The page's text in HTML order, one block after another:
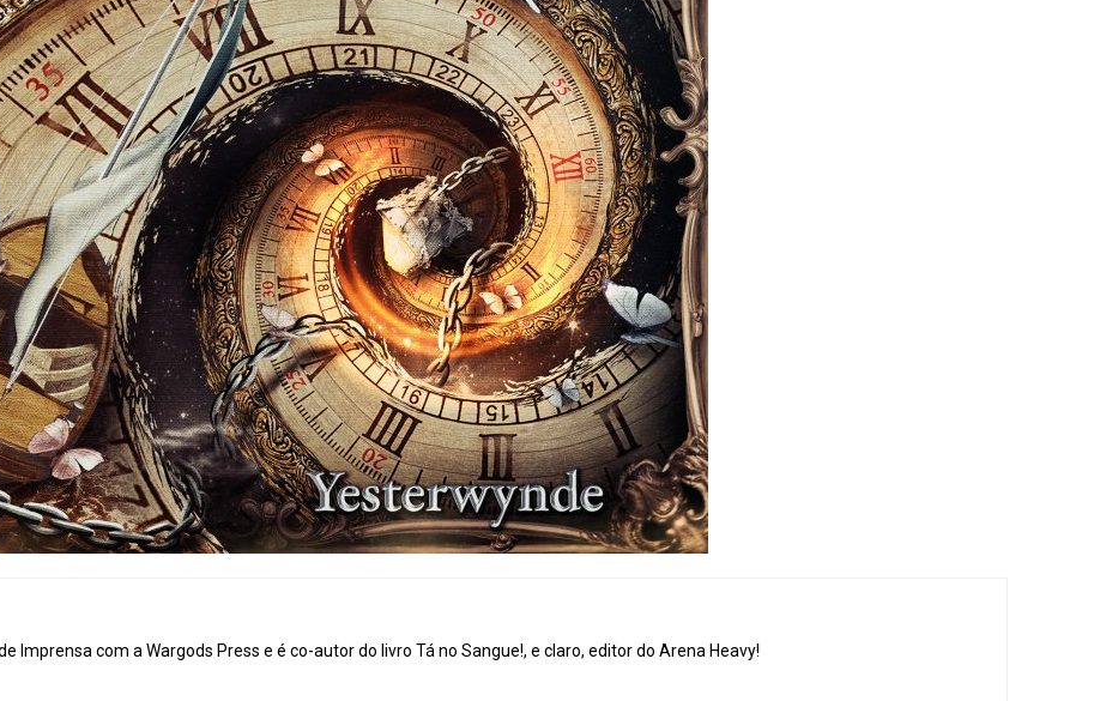
Imprensa com a Wargods Press e é co-autor do livro Tá no Sangue!, e claro, editor do Arena Heavy!